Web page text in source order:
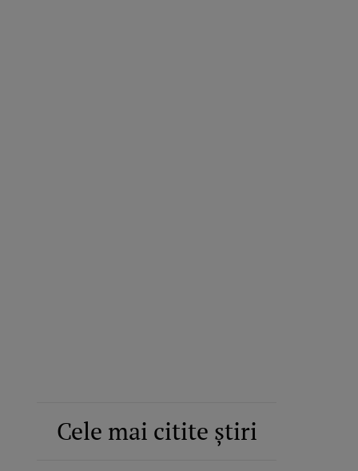
Cele mai citite știri